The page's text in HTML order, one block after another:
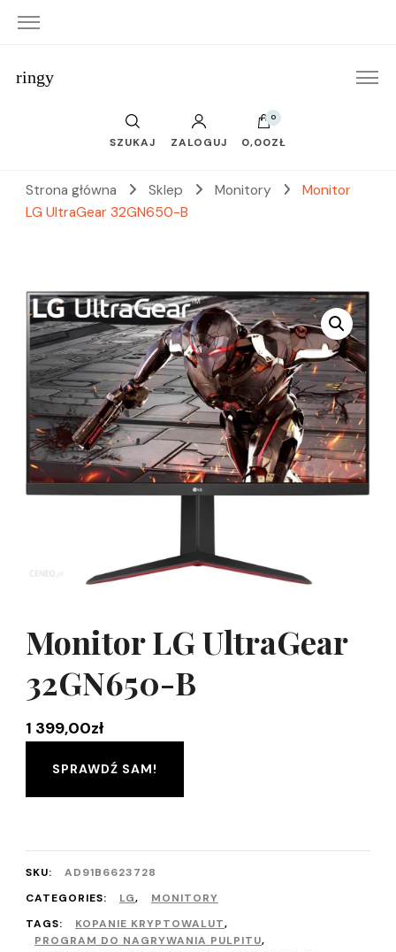
ringy
SZUKAJ ZALOGUJ
0
0,00ZŁ
Strona główna Sklep Monitory
Monitor
LG UltraGear 32GN650-B
Monitor LG UltraGear
32GN650-B
1 399,00zł
SPRAWDŹ SAM!
SKU:
AD91B6623728
CATEGORIES:
LG,
MONITORY
TAGS:
KOPANIE KRYPTOWALUT,
PROGRAM DO NAGRYWANIA PULPITU,